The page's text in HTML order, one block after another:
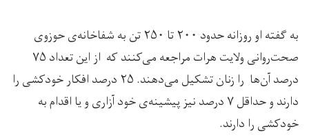
به گفته او روزانه حدود ۲۰۰ تا ۲۵۰ تن به شفاخانه‌ی حوزوی
صحت‌روانی ولایت هرات مراجعه می‌کنند که از این تعداد ۷۵
درصد آن‌ها را زنان تشکیل می‌دهند. ۲۵ درصد افکار خودکشی را
دارند و حداقل ۷ درصد نیز پیشینه‌ی خود آزاری و یا اقدام به
خودکشی را دارند.